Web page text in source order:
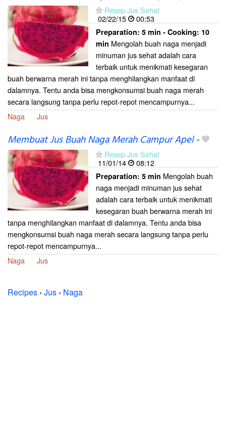
Resep Jus Sehat
02/22/15
00:53
Preparation: 5 min - Cooking: 10
min Mengolah buah naga menjadi
minuman jus sehat adalah cara
terbaik untuk menikmati kesegaran
buah berwarna merah ini tanpa menghilangkan manfaat di
dalamnya. Tentu anda bisa mengkonsumsi buah naga merah
secara langsung tanpa perlu repot-repot mencampurnya...
Naga
Jus
Membuat Jus Buah Naga Merah Campur Apel-
Resep Jus Sehat
11/01/14
08:12
Preparation: 5 min Mengolah buah
naga menjadi minuman jus sehat
adalah cara terbaik untuk menikmati
kesegaran buah berwarna merah ini
tanpa menghilangkan manfaat di dalamnya. Tentu anda bisa
mengkonsumsi buah naga merah secara langsung tanpa perlu
repot-repot mencampurnya...
Naga
Jus
Recipes › Jus › Naga